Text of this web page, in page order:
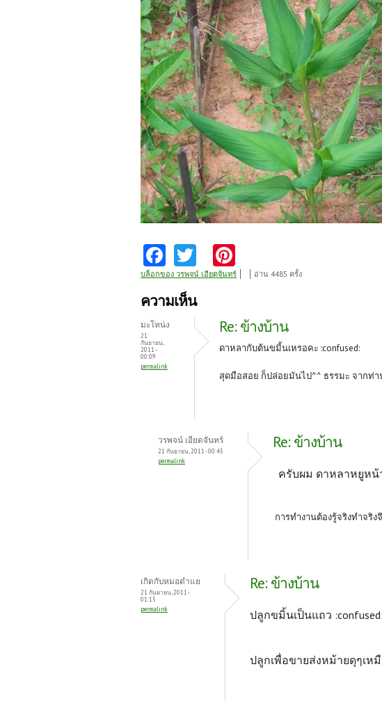
Fa
ce
b
o
k
w
itt
nt
es
t
บล็อกของ วรพจน์ เอียดจันทร์ อ่าน 4485 ครั้ง
ความเห็น
มะโหน่ง
21
กันยายน,
2011 -
00:09
permalink
Re: ข้างบ้าน
ดาหลากับต้นขมิ้นเหรอคะ :confused:
สุดมือสอย ก็ปล่อยมันไป^^ ธรรมะ จากท่า
วรพจน์ เอียดจันทร์
21 กันยายน, 2011 - 00:45
permalink
Re: ข้างบ้าน
ครับผม ดาหลาหยูห
การทำงานต้องรู้จริงทำจริง
เกิดกับหมอตำแย
21 กันยายน, 2011 -
01:15
permalink
Re: ข้างบ้าน
ปลูกขมิ้นเป็นแถว :confused:
ปลูกเพื่อขายส่งหม้ายดุๆเห